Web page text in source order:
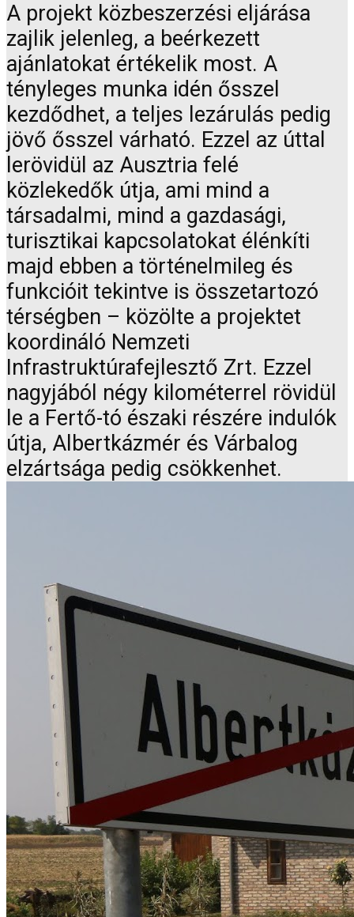
A projekt közbeszerzési eljárása
zajlik jelenleg, a beérkezett
ajánlatokat értékelik most. A
tényleges munka idén ősszel
kezdődhet, a teljes lezárulás pedig
jövő ősszel várható. Ezzel az úttal
lerövidül az Ausztria felé
közlekedők útja, ami mind a
társadalmi, mind a gazdasági,
turisztikai kapcsolatokat élénkíti
majd ebben a történelmileg és
funkcióit tekintve is összetartozó
térségben – közölte a projektet
koordináló Nemzeti
Infrastruktúrafejlesztő Zrt. Ezzel
nagyjából négy kilométerrel rövidül
le a Fertő-tó északi részére indulók
útja, Albertkázmér és Várbalog
elzártsága pedig csökkenhet.